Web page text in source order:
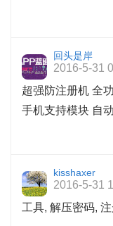
回头是岸
2016-5-31
超强防注册机 全
手机支持模块 自
kisshaxer
2016-5-31
工具, 解压密码,